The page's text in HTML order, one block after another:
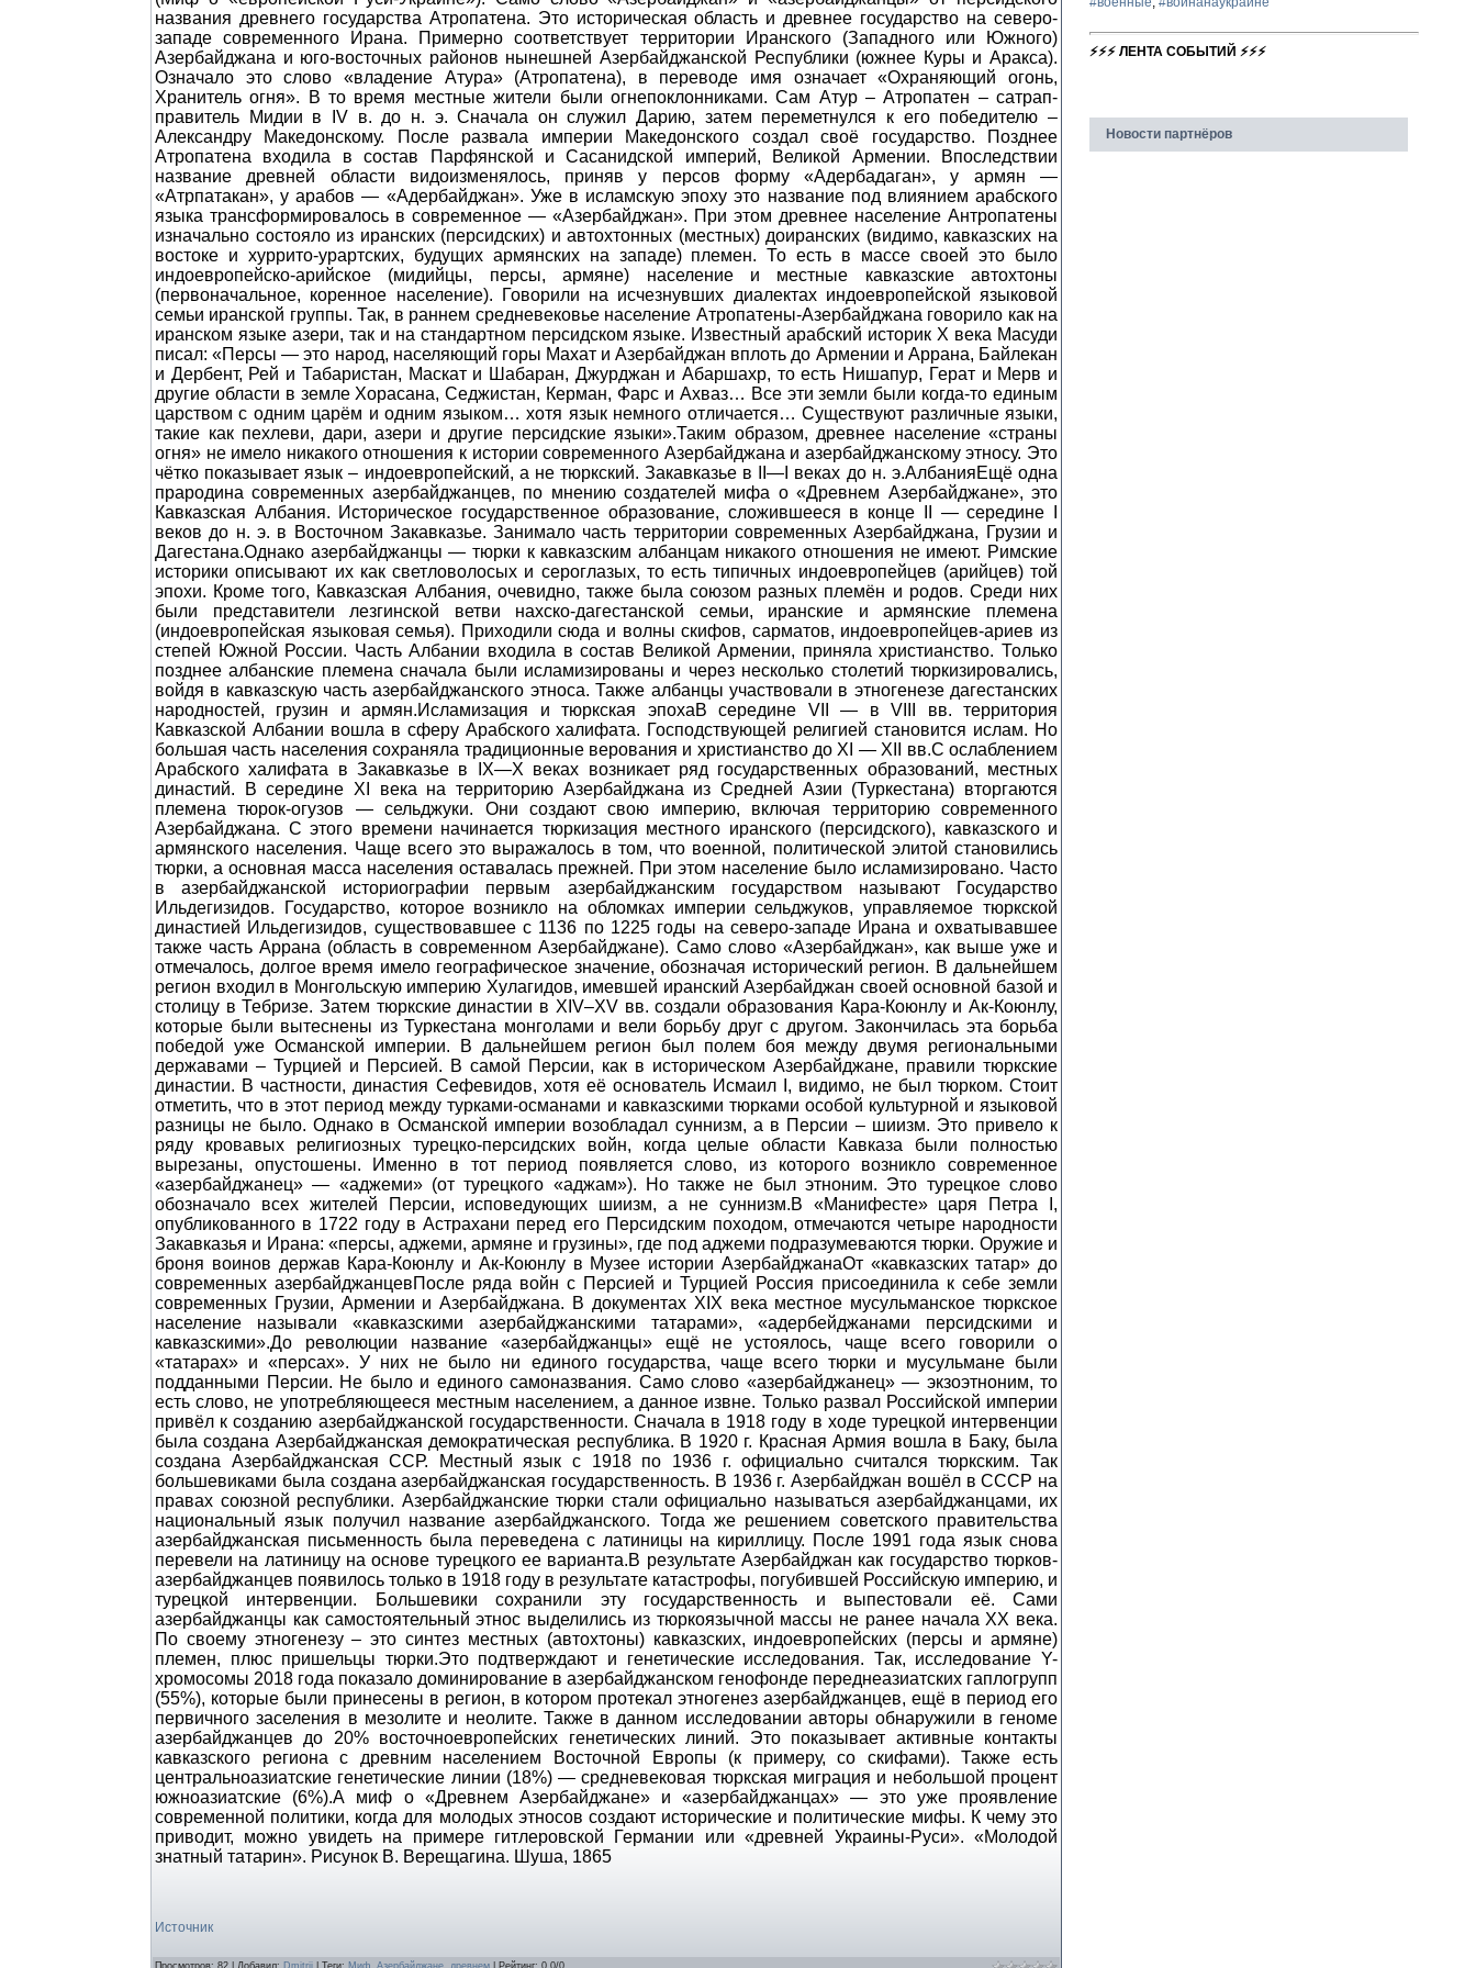
Источник
Просмотров: 82 Добавил: Dmitrij Теги: Миф Азербайджане древнем Рейтинг: 0.0/0
⚡⚡⚡ ЛЕНТА СОБЫТИЙ ⚡⚡⚡
Новости партнёров